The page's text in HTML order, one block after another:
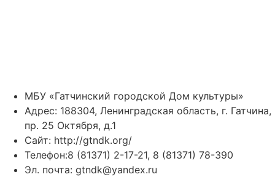
МБУ «Гатчинский городской Дом культуры»
Адрес: 188304, Ленинградская область, г. Гатчина,
пр. 25 Октября, д.1
Сайт: http://gtndk.org/
Телефон:8 (81371) 2-17-21, 8 (81371) 78-390
Эл. почта: gtndk@yandex.ru